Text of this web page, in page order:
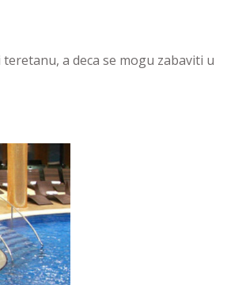
a deca se mogu zabaviti u